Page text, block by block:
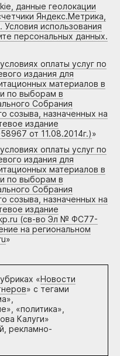
данные геолокации
Яндекс.Метрика,
использования
персональных данных.
оплаты услуг по
издания для
материалов в
по выборам в
Собрания
созыва, назначенных на
издание
от 11.08.2014г.)»
оплаты услуг по
издания для
материалов в
по выборам в
Собрания
созыва, назначенных на
издание
(св-во Эл № ФС77-
на региональном
»
«Новости
» с тегами
«политика»,
Калуги»
рекламно-